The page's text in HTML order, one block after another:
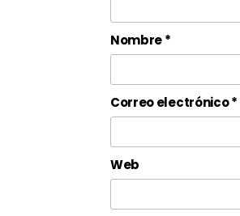
Nombre*
Correo electrónico*
Web